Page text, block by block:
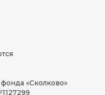
«Сколково»